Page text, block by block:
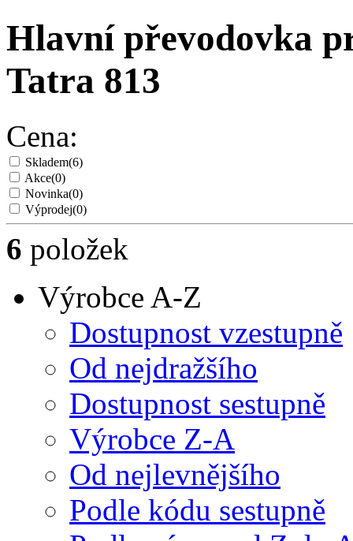
Hlavní převodovka
Tatra 813
Cena:
Skladem(6)
Akce(0)
Novinka(0)
Výprodej(0)
6 položek
Výrobce A-Z
Dostupnost vzestupně
Od nejdražšího
Dostupnost sestupně
Výrobce Z-A
Od nejlevnějšího
Podle kódu sestupně